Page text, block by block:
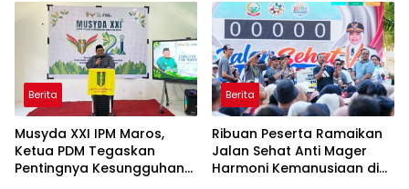
Taiwan
Berita
Musyda XXI IPM Maros,
Ketua PDM Tegaskan
Pentingnya Kesungguhan
Berita
Ribuan Peserta Ramaikan
Jalan Sehat Anti Mager
Harmoni Kemanusiaan di